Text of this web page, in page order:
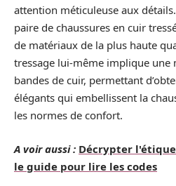
attention méticuleuse aux
paire de chaussures en cuir
de matériaux de la plus haute
tressage lui-même implique une
bandes de cuir, permettant
élégants qui embellissent la
les normes de confort.
A voir aussi : Décrypter
le guide pour lire les codes